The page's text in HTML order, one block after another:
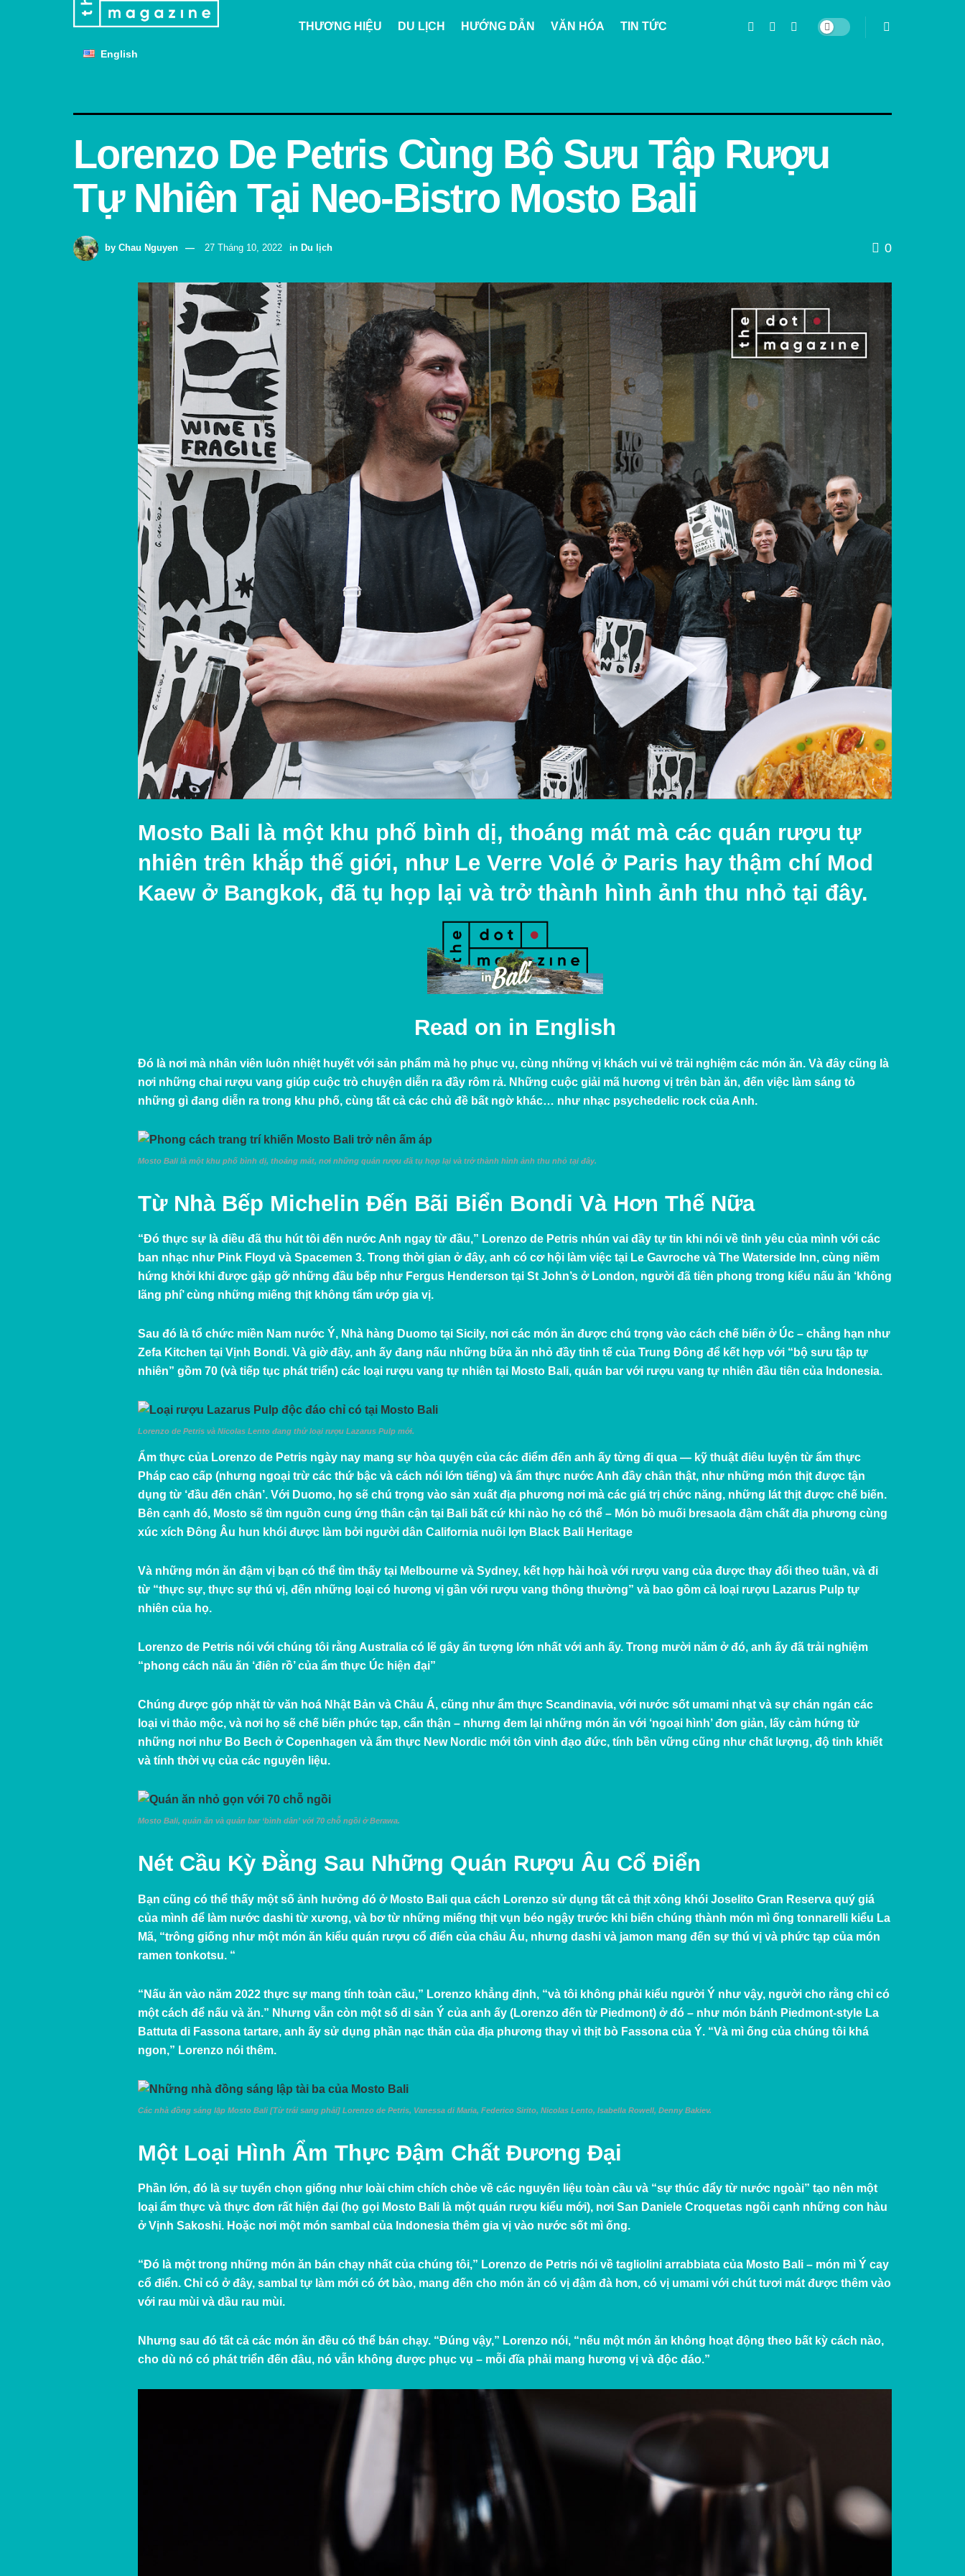
English
THƯƠNG HIỆU DU LỊCH HƯỚNG DẪN VĂN HÓA TIN TỨC
Lorenzo De Petris Cùng Bộ Sưu Tập Rượu
Tự Nhiên Tại Neo-Bistro Mosto Bali
by Chau Nguyen 27 Tháng 10, 2022 in Du lịch 0
Mosto Bali là một khu phố bình dị, thoáng mát mà các quán rượu tự
nhiên trên khắp thế giới, như Le Verre Volé ở Paris hay thậm chí Mod
Kaew ở Bangkok, đã tụ họp lại và trở thành hình ảnh thu nhỏ tại đây.
Read on in English
Đó là nơi mà nhân viên luôn nhiệt huyết với sản phẩm mà họ phục vụ, cùng những vị khách vui vẻ trải nghiệm các món ăn. Và đây cũng là
nơi những chai rượu vang giúp cuộc trò chuyện diễn ra đầy rôm rả. Những cuộc giải mã hương vị trên bàn ăn, đến việc làm sáng tỏ
những gì đang diễn ra trong khu phố, cùng tất cả các chủ đề bất ngờ khác… như nhạc psychedelic rock của Anh.
Mosto Bali là một khu phố bình dị, thoáng mát, nơi những quán rượu đã tụ họp lại và trở thành hình ảnh thu nhỏ tại đây.
Từ Nhà Bếp Michelin Đến Bãi Biển Bondi Và Hơn Thế Nữa
“Đó thực sự là điều đã thu hút tôi đến nước Anh ngay từ đầu,” Lorenzo de Petris nhún vai đầy tự tin khi nói về tình yêu của mình với các
ban nhạc như Pink Floyd và Spacemen 3. Trong thời gian ở đây, anh có cơ hội làm việc tại Le Gavroche và The Waterside Inn, cùng niềm
hứng khởi khi được gặp gỡ những đầu bếp như Fergus Henderson tại St John’s ở London, người đã tiên phong trong kiểu nấu ăn ‘không
lãng phí’ cùng những miếng thịt không tẩm ướp gia vị.
Sau đó là tổ chức miền Nam nước Ý, Nhà hàng Duomo tại Sicily, nơi các món ăn được chú trọng vào cách chế biến ở Úc – chẳng hạn như
Zefa Kitchen tại Vịnh Bondi. Và giờ đây, anh ấy đang nấu những bữa ăn nhỏ đầy tinh tế của Trung Đông để kết hợp với “bộ sưu tập tự
nhiên” gồm 70 (và tiếp tục phát triển) các loại rượu vang tự nhiên tại Mosto Bali, quán bar với rượu vang tự nhiên đầu tiên của Indonesia.
Lorenzo de Petris và Nicolas Lento đang thử loại rượu Lazarus Pulp mới.
Ẩm thực của Lorenzo de Petris ngày nay mang sự hòa quyện của các điểm đến anh ấy từng đi qua — kỹ thuật điêu luyện từ ẩm thực
Pháp cao cấp (nhưng ngoại trừ các thứ bậc và cách nói lớn tiếng) và ẩm thực nước Anh đầy chân thật, như những món thịt được tận
dụng từ ‘đầu đến chân’. Với Duomo, họ sẽ chú trọng vào sản xuất địa phương nơi mà các giá trị chức năng, những lát thịt được chế biến.
Bên cạnh đó, Mosto sẽ tìm nguồn cung ứng thân cận tại Bali bất cứ khi nào họ có thể – Món bò muối bresaola đậm chất địa phương cùng
xúc xích Đông Âu hun khói được làm bởi người dân California nuôi lợn Black Bali Heritage
Và những món ăn đậm vị bạn có thể tìm thấy tại Melbourne và Sydney, kết hợp hài hoà với rượu vang của được thay đổi theo tuần, và đi
từ “thực sự, thực sự thú vị, đến những loại có hương vị gần với rượu vang thông thường” và bao gồm cả loại rượu Lazarus Pulp tự
nhiên của họ.
Lorenzo de Petris nói với chúng tôi rằng Australia có lẽ gây ấn tượng lớn nhất với anh ấy. Trong mười năm ở đó, anh ấy đã trải nghiệm
“phong cách nấu ăn ‘điên rồ’ của ẩm thực Úc hiện đại”
Chúng được góp nhặt từ văn hoá Nhật Bản và Châu Á, cũng như ẩm thực Scandinavia, với nước sốt umami nhạt và sự chán ngán các
loại vi thảo mộc, và nơi họ sẽ chế biến phức tạp, cẩn thận – nhưng đem lại những món ăn với ‘ngoại hình’ đơn giản, lấy cảm hứng từ
những nơi như Bo Bech ở Copenhagen và ẩm thực New Nordic mới tôn vinh đạo đức, tính bền vững cũng như chất lượng, độ tinh khiết
và tính thời vụ của các nguyên liệu.
Mosto Bali, quán ăn và quán bar ‘bình dân’ với 70 chỗ ngồi ở Berawa.
Nét Cầu Kỳ Đằng Sau Những Quán Rượu Âu Cổ Điển
Bạn cũng có thể thấy một số ảnh hưởng đó ở Mosto Bali qua cách Lorenzo sử dụng tất cả thịt xông khói Joselito Gran Reserva quý giá
của mình để làm nước dashi từ xương, và bơ từ những miếng thịt vụn béo ngậy trước khi biến chúng thành món mì ống tonnarelli kiểu La
Mã, “trông giống như một món ăn kiểu quán rượu cổ điển của châu Âu, nhưng dashi và jamon mang đến sự thú vị và phức tạp của món
ramen tonkotsu. “
“Nấu ăn vào năm 2022 thực sự mang tính toàn cầu,” Lorenzo khẳng định, “và tôi không phải kiểu người Ý như vậy, người cho rằng chỉ có
một cách để nấu và ăn.” Nhưng vẫn còn một số di sản Ý của anh ấy (Lorenzo đến từ Piedmont) ở đó – như món bánh Piedmont-style La
Battuta di Fassona tartare, anh ấy sử dụng phần nạc thăn của địa phương thay vì thịt bò Fassona của Ý. “Và mì ống của chúng tôi khá
ngon,” Lorenzo nói thêm.
Các nhà đồng sáng lập Mosto Bali [Từ trái sang phải] Lorenzo de Petris, Vanessa di Maria, Federico Sirito, Nicolas Lento, Isabella Rowell, Denny Bakiev.
Một Loại Hình Ẩm Thực Đậm Chất Đương Đại
Phần lớn, đó là sự tuyển chọn giống như loài chim chích chòe về các nguyên liệu toàn cầu và “sự thúc đẩy từ nước ngoài” tạo nên một
loại ẩm thực và thực đơn rất hiện đại (họ gọi Mosto Bali là một quán rượu kiểu mới), nơi San Daniele Croquetas ngồi cạnh những con hàu
ở Vịnh Sakoshi. Hoặc nơi một món sambal của Indonesia thêm gia vị vào nước sốt mì ống.
“Đó là một trong những món ăn bán chạy nhất của chúng tôi,” Lorenzo de Petris nói về tagliolini arrabbiata của Mosto Bali – món mì Ý cay
cổ điển. Chỉ có ở đây, sambal tự làm mới có ớt bào, mang đến cho món ăn có vị đậm đà hơn, có vị umami với chút tươi mát được thêm vào
với rau mùi và dầu rau mùi.
Nhưng sau đó tất cả các món ăn đều có thể bán chạy. “Đúng vậy,” Lorenzo nói, “nếu một món ăn không hoạt động theo bất kỳ cách nào,
cho dù nó có phát triển đến đâu, nó vẫn không được phục vụ – mỗi đĩa phải mang hương vị và độc đáo.”